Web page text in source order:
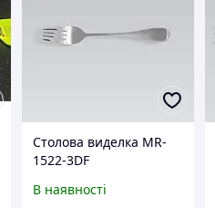
Столова виделка MR-
1522-3DF
В наявності